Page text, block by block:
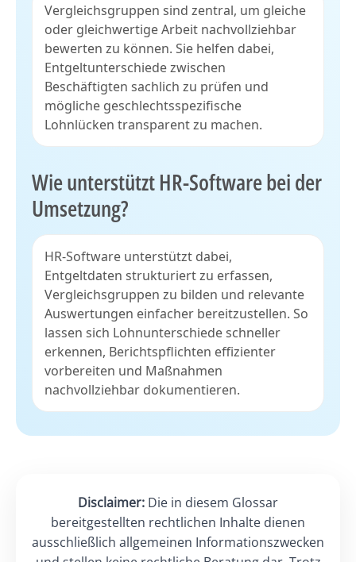
Vergleichsgruppen sind zentral, um gleiche
oder gleichwertige Arbeit nachvollziehbar
bewerten zu können. Sie helfen dabei,
Entgeltunterschiede zwischen
Beschäftigten sachlich zu prüfen und
mögliche geschlechtsspezifische
Lohnlücken transparent zu machen.
Wie unterstützt HR-Software bei der
Umsetzung?
HR-Software unterstützt dabei,
Entgeltdaten strukturiert zu erfassen,
Vergleichsgruppen zu bilden und relevante
Auswertungen einfacher bereitzustellen. So
lassen sich Lohnunterschiede schneller
erkennen, Berichtspflichten effizienter
vorbereiten und Maßnahmen
nachvollziehbar dokumentieren.
Disclaimer: Die in diesem Glossar
bereitgestellten rechtlichen Inhalte dienen
ausschließlich allgemeinen Informationszwecken